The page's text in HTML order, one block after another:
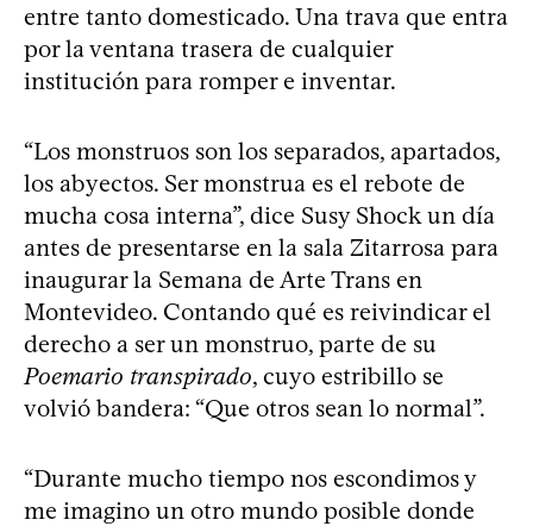
entre tanto domesticado. Una trava que entra
por la ventana trasera de cualquier
institución para romper e inventar.
“Los monstruos son los separados, apartados,
los abyectos. Ser monstrua es el rebote de
mucha cosa interna”, dice Susy Shock un día
antes de presentarse en la sala Zitarrosa para
inaugurar la Semana de Arte Trans en
Montevideo. Contando qué es reivindicar el
derecho a ser un monstruo, parte de su
Poemario transpirado, cuyo estribillo se
volvió bandera: “Que otros sean lo normal”.
“Durante mucho tiempo nos escondimos y
me imagino un otro mundo posible donde